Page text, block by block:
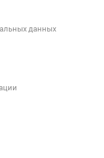
данных